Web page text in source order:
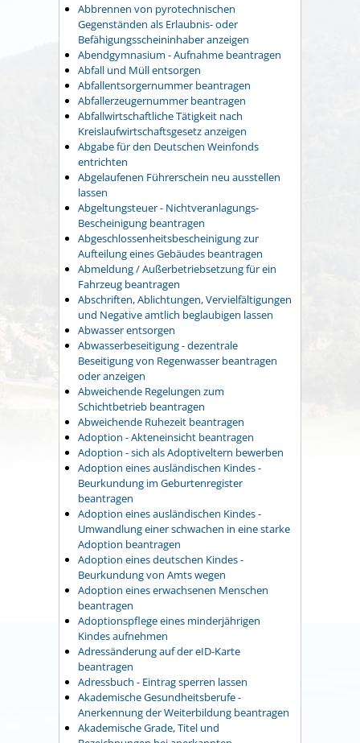
Abbrennen von pyrotechnischen
Gegenständen als Erlaubnis- oder
Befähigungsscheininhaber anzeigen
Abendgymnasium - Aufnahme beantragen
Abfall und Müll entsorgen
Abfallentsorgernummer beantragen
Abfallerzeugernummer beantragen
Abfallwirtschaftliche Tätigkeit nach
Kreislaufwirtschaftsgesetz anzeigen
Abgabe für den Deutschen Weinfonds
entrichten
Abgelaufenen Führerschein neu ausstellen
lassen
Abgeltungsteuer - Nichtveranlagungs-
Bescheinigung beantragen
Abgeschlossenheitsbescheinigung zur
Aufteilung eines Gebäudes beantragen
Abmeldung / Außerbetriebsetzung für ein
Fahrzeug beantragen
Abschriften, Ablichtungen, Vervielfältigungen
und Negative amtlich beglaubigen lassen
Abwasser entsorgen
Abwasserbeseitigung - dezentrale
Beseitigung von Regenwasser beantragen
oder anzeigen
Abweichende Regelungen zum
Schichtbetrieb beantragen
Abweichende Ruhezeit beantragen
Adoption - Akteneinsicht beantragen
Adoption - sich als Adoptiveltern bewerben
Adoption eines ausländischen Kindes -
Beurkundung im Geburtenregister
beantragen
Adoption eines ausländischen Kindes -
Umwandlung einer schwachen in eine starke
Adoption beantragen
Adoption eines deutschen Kindes -
Beurkundung von Amts wegen
Adoption eines erwachsenen Menschen
beantragen
Adoptionspflege eines minderjährigen
Kindes aufnehmen
Adressänderung auf der eID-Karte
beantragen
Adressbuch - Eintrag sperren lassen
Akademische Gesundheitsberufe -
Anerkennung der Weiterbildung beantragen
Akademische Grade, Titel und